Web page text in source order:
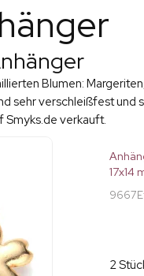
Blumen:
sehr verschleißfest und
Smyks.de verkauft.
17x14
2